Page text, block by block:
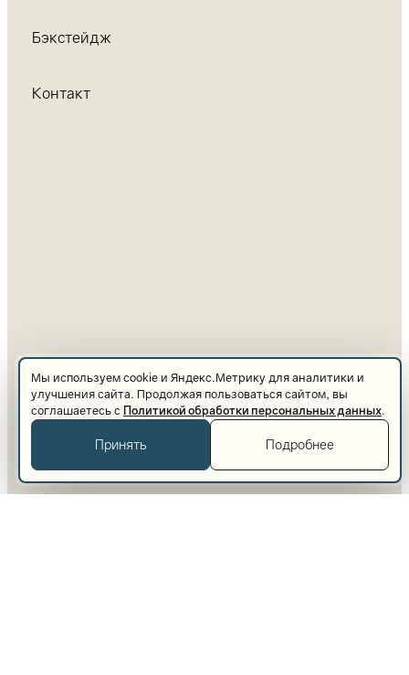
Бэкстейдж
Контакт
Мы используем cookie и Яндекс.Метрику для аналитики и
улучшения сайта. Продолжая пользоваться сайтом, вы
соглашаетесь с Политикой обработки персональных данных.
Принять Подробнее